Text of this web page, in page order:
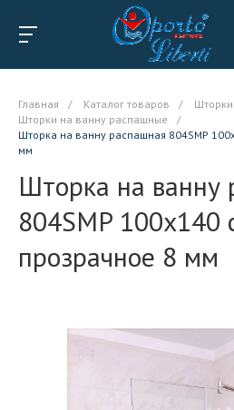
Главная / Каталог товаров /
Шторки на ванну распашные
/
Шторка на ванну распашная 804SMP
мм
Шторка на ванну
804SMP 100x140
прозрачное 8 мм